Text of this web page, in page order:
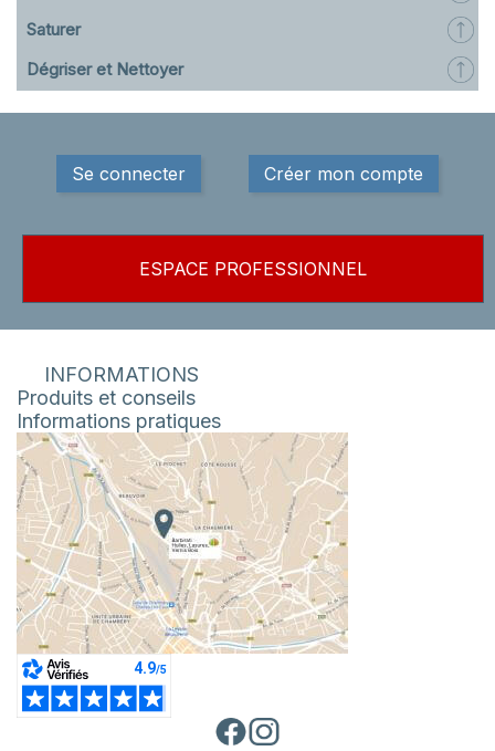
Saturer
Dégriser et Nettoyer
Se connecter Créer mon compte
ESPACE PROFESSIONNEL
INFORMATIONS
Produits et conseils
Informations pratiques